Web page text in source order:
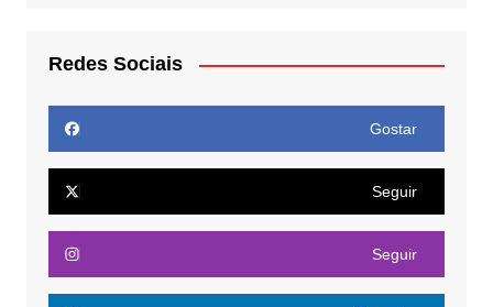
Redes Sociais
Gostar
Seguir
Seguir